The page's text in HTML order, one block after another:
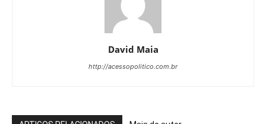
David Maia
http://acessopolitico.com.br